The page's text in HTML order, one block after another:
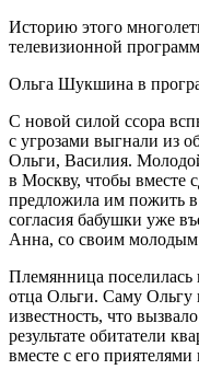
Историю этого
телевизионной
Ольга Шукшина в
С новой силой ссора
с угрозами выгнали из
Ольги, Василия.
в Москву, чтобы вместе
предложила им пожить в
согласия бабушки уже
Анна, со своим
Племянница
отца Ольги. Саму Ольгу
известность, что
результате обитатели
вместе с его